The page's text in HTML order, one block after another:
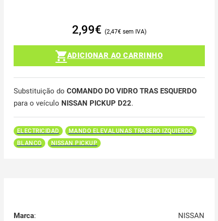
2,99€ 2,47€
ADICIONAR AO CARRINHO
Substituição do COMANDO DO VIDRO TRAS ESQUERDO
para o veículo NISSAN PICKUP D22.
ELECTRICIDAD
MANDO ELEVALUNAS TRASERO IZQUIERDO
BLANCO
NISSAN PICKUP
Marca:
NISSAN